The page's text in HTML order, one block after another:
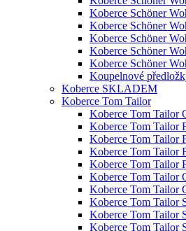
Koberce Schöner
Koberce Schöner
Koberce Schöner
Koberce Schöner
Koberce Schöner
Koupelnové
Koberce SKLADEM
Koberce Tom Tailor
Koberce Tom Tailor
Koberce Tom Tailor
Koberce Tom Tailor
Koberce Tom Tailor
Koberce Tom Tailor
Koberce Tom Tailor
Koberce Tom Tailor
Koberce Tom Tailor
Koberce Tom Tailor
Koberce Tom Tailor